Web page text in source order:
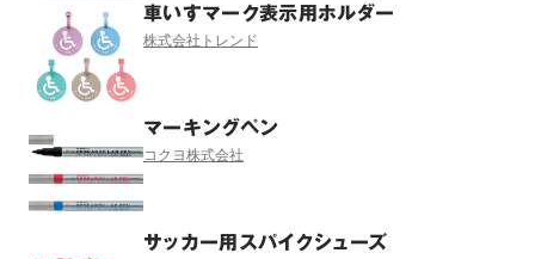
車いすマーク表示用ホルダー
株式会社トレンド
マーキングペン
コクヨ株式会社
サッカー用スパイクシューズ